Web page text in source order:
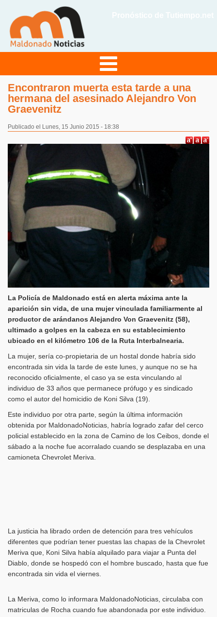
Encontraron muerta esta tarde a una
hermana del asesinado Alejandro Von
Graevenitz
Publicado el Lunes, 15 Junio 2015 - 18:38
La Policía de Maldonado está en alerta máxima ante la
aparición sin vida, de una mujer vinculada familiarmente al
productor de arándanos Alejandro Von Graevenitz (58),
ultimado a golpes en la cabeza en su establecimiento
ubicado en el kilómetro 106 de la Ruta Interbalnearia.
La mujer, sería co-propietaria de un hostal donde habría sido
encontrada sin vida la tarde de este lunes, y aunque no se ha
reconocido oficialmente, el caso ya se esta vinculando al
individuo de 33 años que permanece prófugo y es sindicado
como el autor del homicidio de Koni Silva (19).
Este individuo por otra parte, según la última información
obtenida por MaldonadoNoticias, habría logrado zafar del cerco
policial establecido en la zona de Camino de los Ceibos, donde el
sábado a la noche fue acorralado cuando se desplazaba en una
camioneta Chevrolet Meriva.
La justicia ha librado orden de detención para tres vehículos
diferentes que podrían tener puestas las chapas de la Chevrolet
Meriva que, Koni Silva había alquilado para viajar a Punta del
Diablo, donde se hospedó con el hombre buscado, hasta que fue
encontrada sin vida el viernes.
La Meriva, como lo informara MaldonadoNoticias, circulaba con
matriculas de Rocha cuando fue abandonada por este individuo.